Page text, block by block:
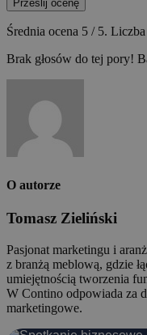
Prześlij ocenę
Średnia ocena 5 / 5. Liczba
Brak głosów do tej pory!
O autorze
Tomasz Zieliński
Pasjonat marketingu i
z branżą meblową, gdzie
umiejętnością tworzenia
W Contino odpowiada za
marketingowe.